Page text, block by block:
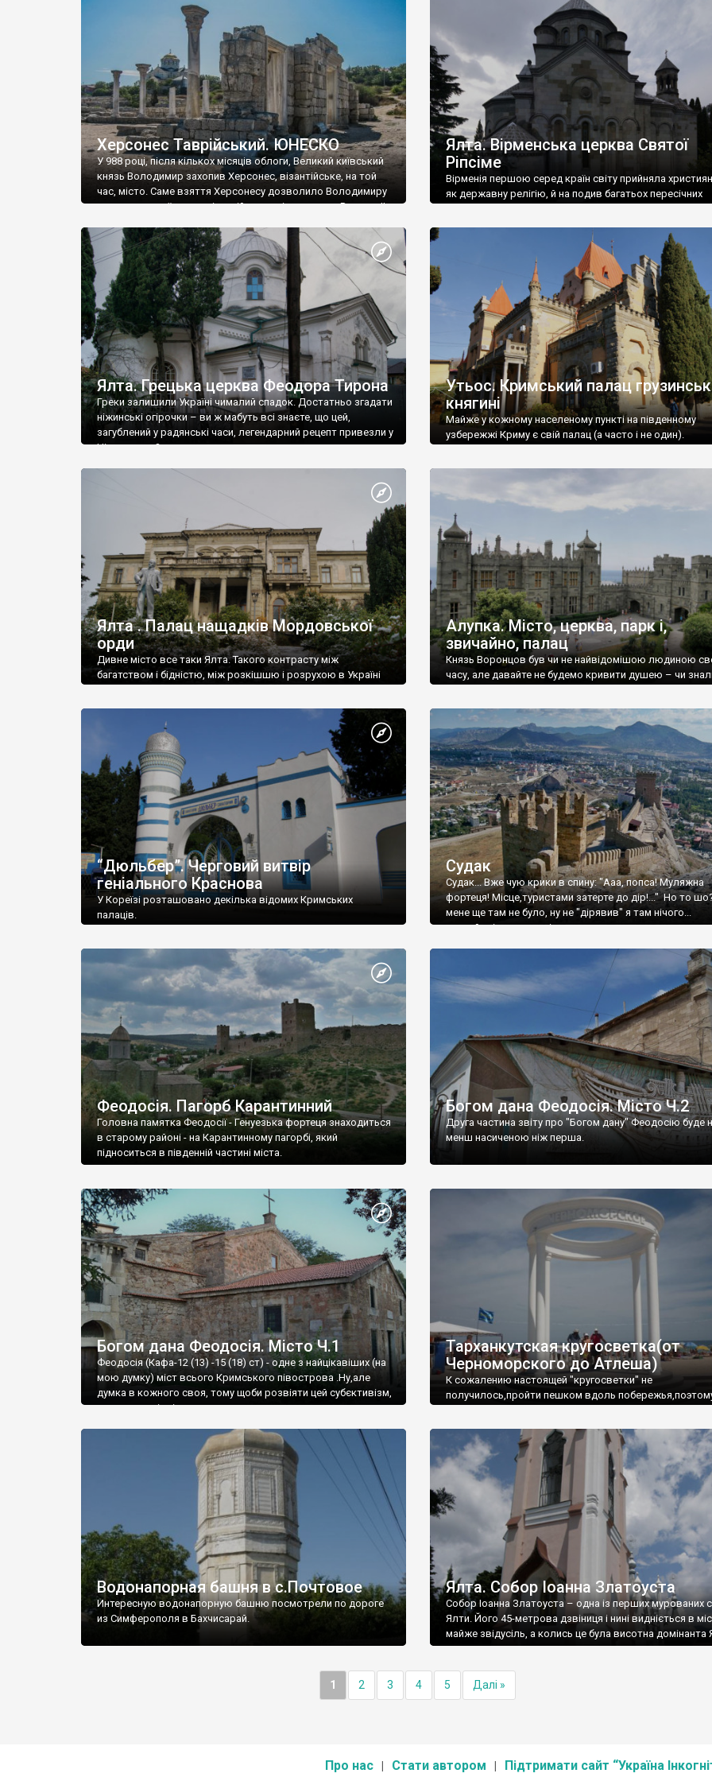
візантійської доби. Раритети викрадені з фондів об’єкту
культурної спадщини ЮНЕСКО «Херсонеса Таврійського».
Офіційно – на виставку «Золото Візантії», але експерти та
влада в Україні вважають це лише […]
називаються «повстяками» (postaki)…” “Вино. Крим
виробляє відмінне вино і його вдосталь: воно все
легке біле і дуже […]
Херсонес Таврійський. ЮНЕСКО
У 988 році, після кількох місяців облоги, Великий київський
князь Володимир захопив Херсонес, візантійське, на той
час, місто. Саме взяття Херсонесу дозволило Володимиру
диктувати свої умови візантійському імператору Василю ІІ,
Херсонесі Володимир-язичник, став Василем-
християнином. А потім було Хрещення Русі. На честь
Херсонесу Таврійського названо місто […]
Ялта. Вірменська церква Святої
Ріпсіме
Вірменія першою серед країн світу прийняла
як державну релігію, й на подив багатьох пересічних
Ялта. Грецька церква Феодора Тирона
Греки залишили Україні чималий спадок. Достатньо згадати
ніжинські огірочки – ви ж мабуть всі знаєте, що цей,
загублений у радянські часи, легендарний рецепт привезли у
Ніжин греки?
Утьос. Кримський палац
княгині
Майже у кожному населеному пункті на південному
узбережжі Криму є свій палац (а часто і не один).
Ялта . Палац нащадків Мордовської
орди
Дивне місто все таки Ялта. Такого контрасту між
багатством і бідністю, між розкішшю і розрухою в Україні
Алупка. Місто, церква, парк і,
звичайно, палац
Князь Воронцов був чи не найвідомішою людиною
часу, але давайте не будемо кривити душею – чи
“Дюльбер”. Черговий витвір
геніального Краснова
У Кореїзі розташовано декілька відомих Кримських
палаців.
Судак
Судак... Вже чую крики в спину: "Ааа, попса! Муляжна
фортеця! Місце,туристами затерте до дір!..." Но то
мене ще там не було, ну не "дірявив" я там нічого...
принаймні до цього літа.
Феодосія. Пагорб Карантинний
Головна памятка Феодосії - Генуезька фортеця знаходиться
в старому районі - на Карантинному пагорбі, який
підноситься в південній частині міста.
Богом дана Феодосія. Місто Ч.2
Друга частина звіту про "Богом дану" Феодосію буде
менш насиченою ніж перша.
Богом дана Феодосія. Місто Ч.1
Феодосія (Кафа-12 (13) -15 (18) ст) - одне з найцікавіших (на
мою думку) міст всього Кримського півострова .Ну,але
думка в кожного своя, тому щоби розвіяти цей субєктивізм,
запрошую відвідати це
Тарханкутская кругосветка(от
Черноморского до Атлеша)
К сожалению настоящей "кругосветки" не
получилось,пройти пешком вдоль
Водонапорная башня в с.Почтовое
Интересную водонапорную башню посмотрели по дороге
из Симферополя в Бахчисарай.
Ялта. Собор Іоанна Златоуста
Собор Іоанна Златоуста – одна із перших мурованих
Ялти. Його 45-метрова дзвіниця і нині видніється в
майже звідусіль, а колись це була висотна домінанта
1 2 3 4 5 Далі »
Про нас Стати автором Підтримати сайт “Україна